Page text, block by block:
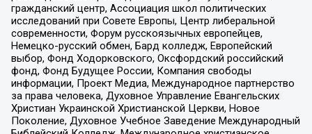
гражданский центр, Ассоциация школ политических
исследований при Совете Европы, Центр либеральной
современности, Форум русскоязычных европейцев,
Немецко-русский обмен, Бард колледж, Европейский
выбор, Фонд Ходорковского, Оксфордский российский
фонд, Фонд Будущее России, Компания свободы
информации, Проект Медиа, Международное партнерство
за права человека, Духовное Управление Евангельских
Христиан Украинской Христианской Церкви, Новое
Поколение, Духовное Учебное Заведение Международный